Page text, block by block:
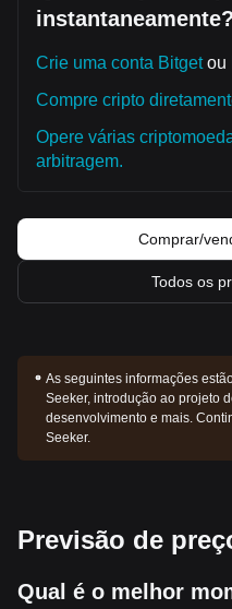
instantaneamente?
Crie uma conta Bitgetou
Compre cripto
Opere várias
arbitragem.
Comprar/
Todos os
As seguintes informações
Seeker, introdução ao projeto
desenvolvimento e mais.
Seeker.
Previsão de
Qual é o melhor